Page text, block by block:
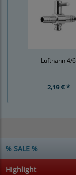
% SALE %
Highlight
Lufthahn 4/6
2,19 € *